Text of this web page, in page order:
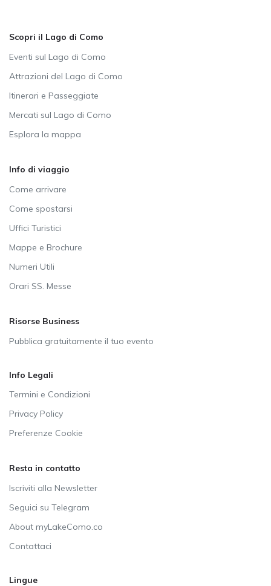
Scopri il Lago di Como
Eventi sul Lago di Como
Attrazioni del Lago di Como
Itinerari e Passeggiate
Mercati sul Lago di Como
Esplora la mappa
Info di viaggio
Come arrivare
Come spostarsi
Uffici Turistici
Mappe e Brochure
Numeri Utili
Orari SS. Messe
Risorse Business
Pubblica gratuitamente il tuo evento
Info Legali
Termini e Condizioni
Privacy Policy
Preferenze Cookie
Resta in contatto
Iscriviti alla Newsletter
Seguici su Telegram
About myLakeComo.co
Contattaci
Lingue